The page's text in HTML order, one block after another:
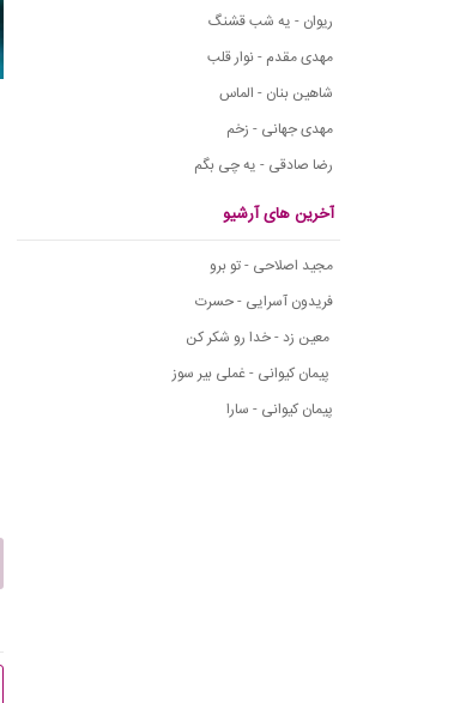
ریوان - یه شب قشنگ
مهدی مقدم - نوار قلب
شاهین بنان - الماس
مهدی جهانی - زخم
رضا صادقی - یه چی بگم
آخرین های آرشیو
مجید اصلاحی - تو برو
فریدون آسرایی - حسرت
معین زد - خدا رو شکر کن
پیمان کیوانی - غملی بیر سوز
پیمان کیوانی - سارا